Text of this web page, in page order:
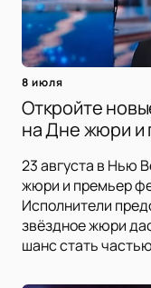
8 июля
Откройте
на Дне жюри и
23 августа в Нью
жюри и премьер
Исполнители
звёздное жюри
шанс стать